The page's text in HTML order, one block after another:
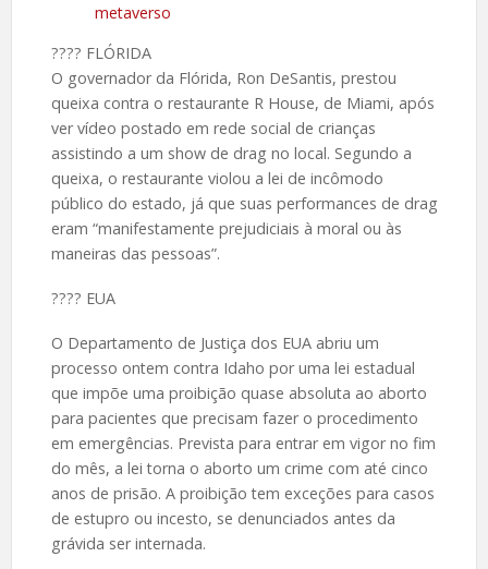
metaverso
????️ FLÓRIDA
O governador da Flórida, Ron DeSantis, prestou
queixa contra o restaurante R House, de Miami, após
ver vídeo postado em rede social de crianças
assistindo a um show de drag no local. Segundo a
queixa, o restaurante violou a lei de incômodo
público do estado, já que suas performances de drag
eram “manifestamente prejudiciais à moral ou às
maneiras das pessoas”.
????️ EUA
O Departamento de Justiça dos EUA abriu um
processo ontem contra Idaho por uma lei estadual
que impõe uma proibição quase absoluta ao aborto
para pacientes que precisam fazer o procedimento
em emergências. Prevista para entrar em vigor no fim
do mês, a lei torna o aborto um crime com até cinco
anos de prisão. A proibição tem exceções para casos
de estupro ou incesto, se denunciados antes da
grávida ser internada.